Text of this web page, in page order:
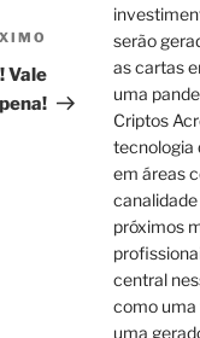
Próximo
post
Vale
serão
as cartas
uma
Criptos
tecnologia
em áreas
próximos
central
como uma
uma